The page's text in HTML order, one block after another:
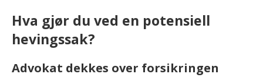
Hva gjør du ved en potensiell
hevingssak?
Advokat dekkes over forsikringen